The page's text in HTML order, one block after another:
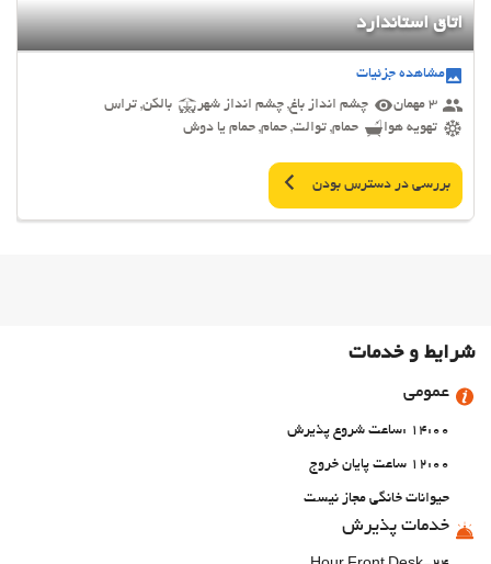
اتاق استاندارد
مشاهده جزئیات
3 مهمان
چشم انداز باغ, چشم انداز شهر
بالکن, تراس
تهویه هوا
حمام, توالت, حمام, حمام یا دوش
بررسی در دسترس بودن
شرایط و خدمات
عمومی
14:00 :ساعت شروع پذیرش
12:00 ساعت پایان خروج
حیوانات خانگی مجاز نیست
خدمات پذیرش